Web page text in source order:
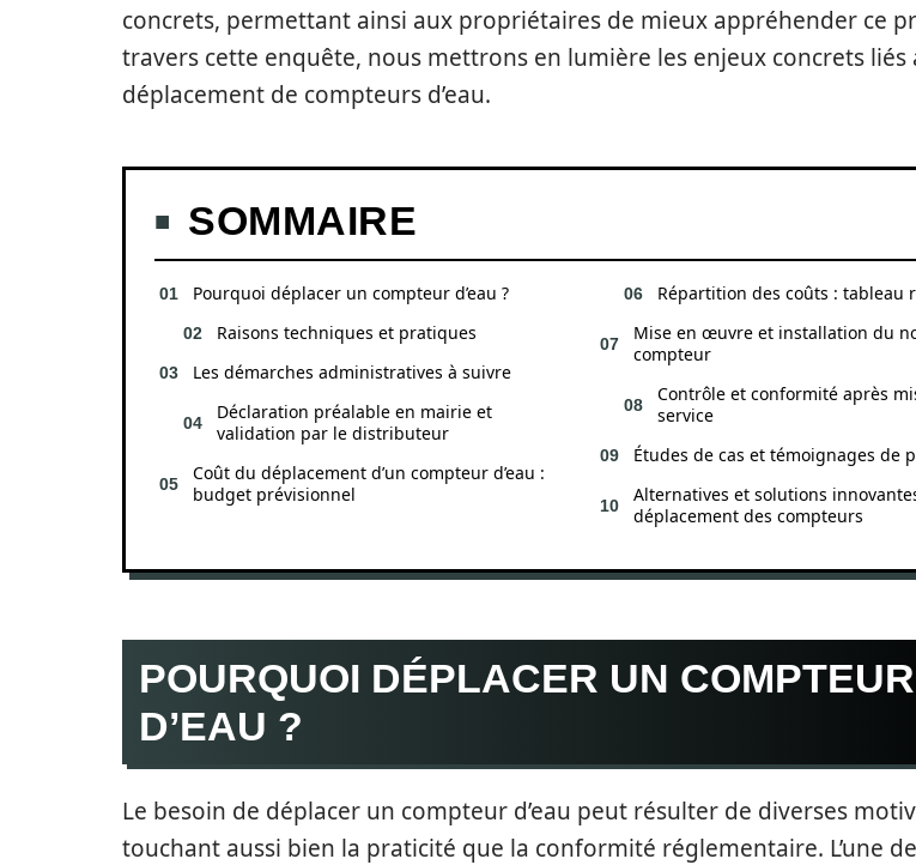
concrets, permettant ainsi aux propriétaires de mieux appréhender ce
travers cette enquête, nous mettrons en lumière les enjeux concrets liés
déplacement de compteurs d’eau.
SOMMAIRE
Pourquoi déplacer un compteur d’eau ?
Raisons techniques et pratiques
Les démarches administratives à suivre
Déclaration préalable en mairie et
validation par le distributeur
Coût du déplacement d’un compteur d’eau :
budget prévisionnel
Répartition des coûts : tableau
Mise en œuvre et installation du
compteur
Contrôle et conformité après
service
Études de cas et témoignages de
Alternatives et solutions
déplacement des compteurs
POURQUOI DÉPLACER UN COMPTEUR
D’EAU ?
Le besoin de déplacer un compteur d’eau peut résulter de diverses
touchant aussi bien la praticité que la conformité réglementaire. L’une